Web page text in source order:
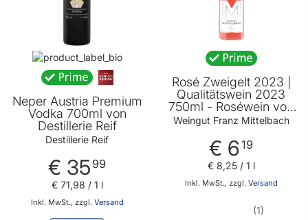
Neper Austria Premium
Vodka 700ml von
Destillerie Reif
Destillerie Reif
€ 35 99
Inkl. MwSt., zzgl. Versand
€ 71,98 / 1 l
Rosé Zweigelt 2023 |
Qualitätswein 2023
750ml - Roséwein von
Weingut Franz
Weingut Franz Mittelbach
€ 619
Inkl. MwSt., zzgl. Versand
€ 8,25/ 1 l
1